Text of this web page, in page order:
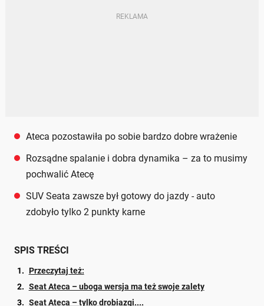
Ateca pozostawiła po sobie bardzo dobre wrażenie
Rozsądne spalanie i dobra dynamika – za to musimy
pochwalić Atecę
SUV Seata zawsze był gotowy do jazdy - auto
zdobyło tylko 2 punkty karne
SPIS TREŚCI
Przeczytaj też:
Seat Ateca – uboga wersja ma też swoje zalety
Seat Ateca – tylko drobiazgi....